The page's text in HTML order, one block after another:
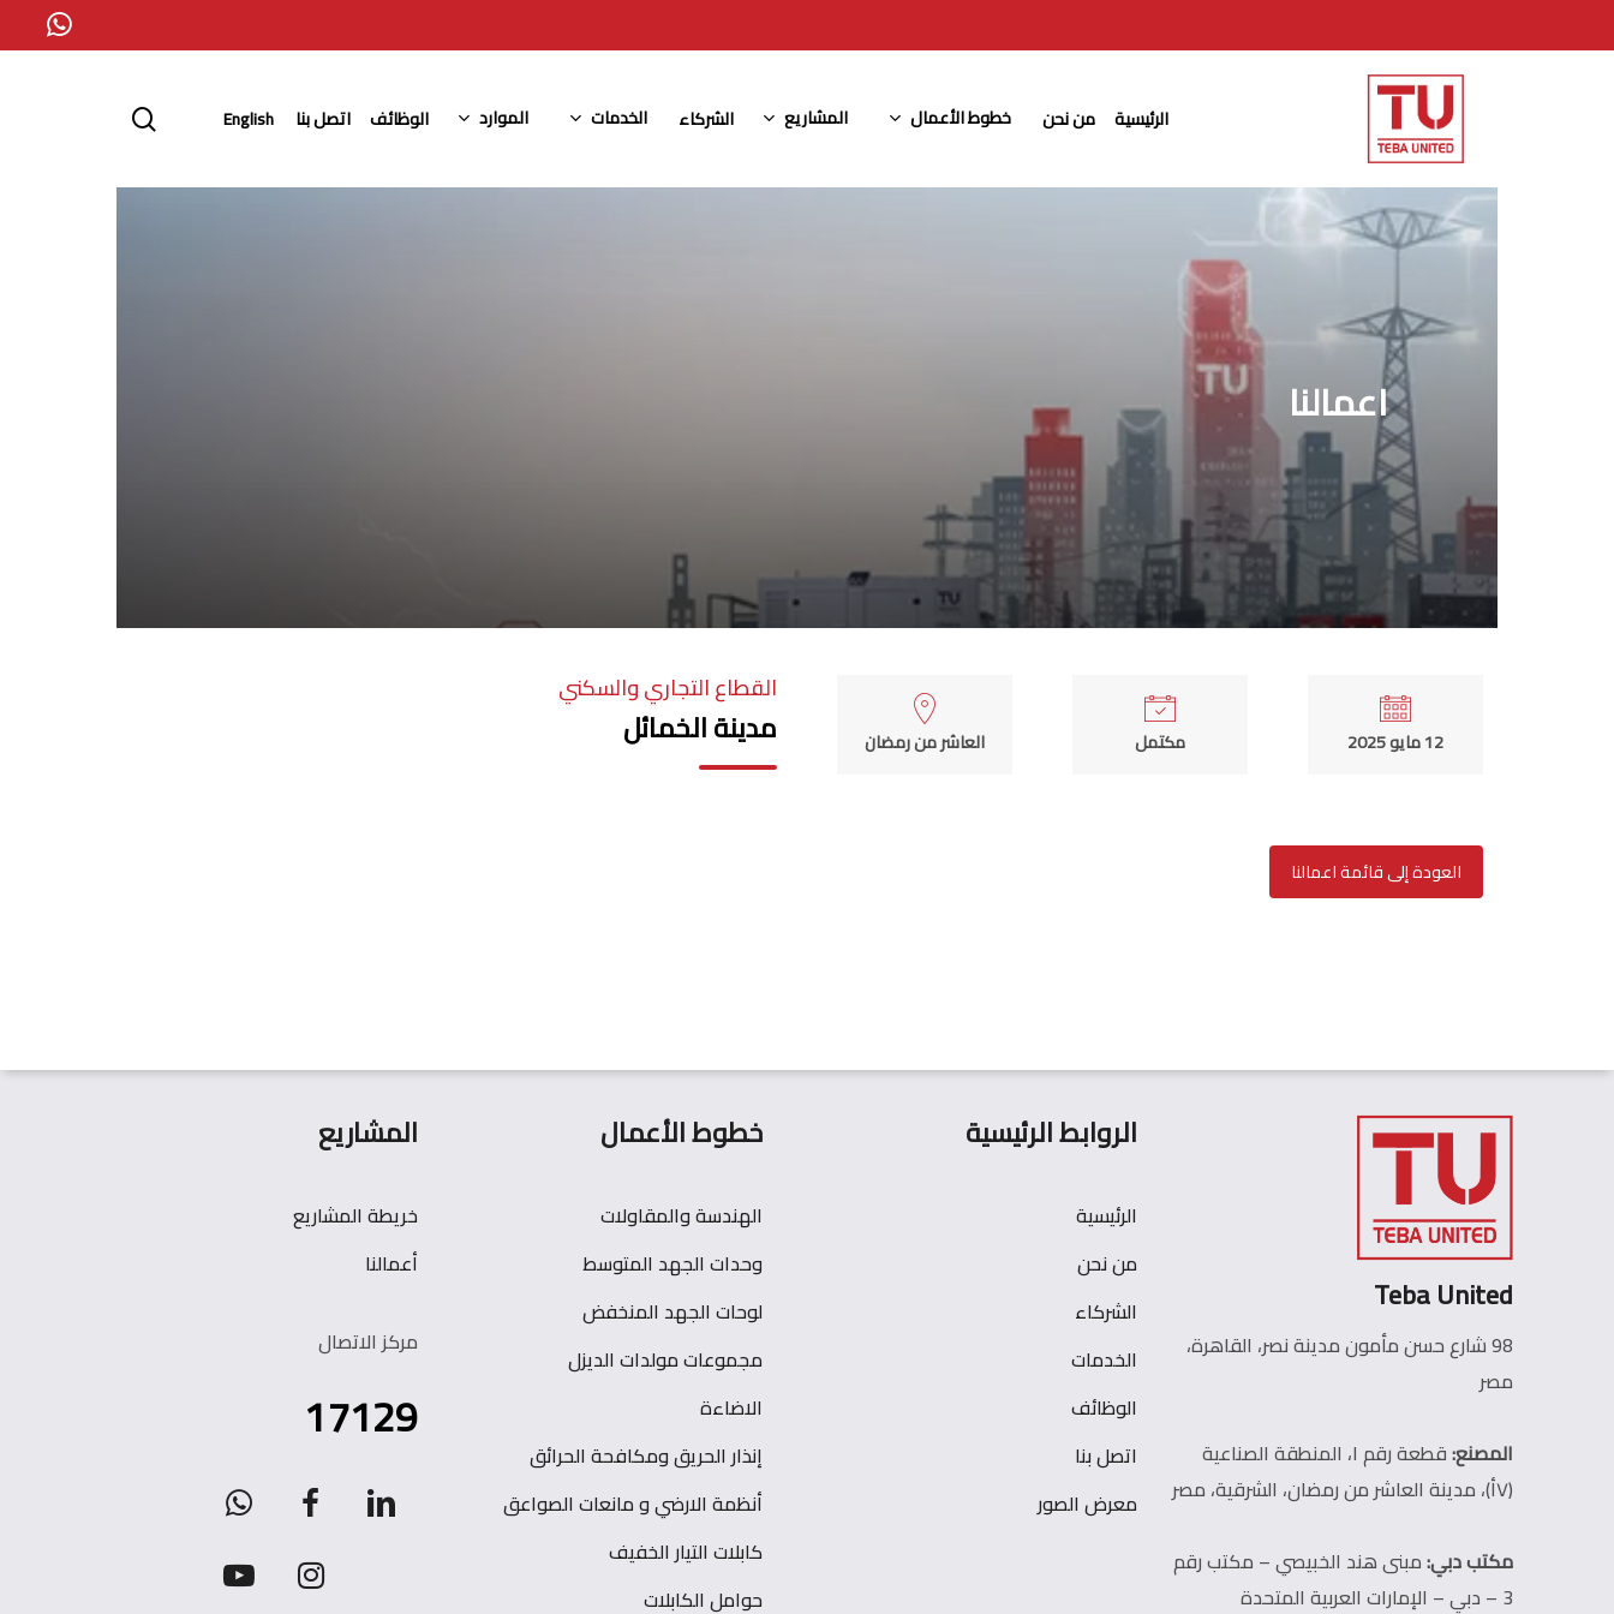
to
whatsapp
الرئيسية من نحن خطوط الأعمال المشاريع الشركاء الخدمات الموارد الوظائف اتصل بنا English
search
اعمالنا
12 مايو 2025 مكتمل العاشر من رمضان
القطاع التجاري والسكني
مدينة الخمائل
العودة إلى قائمة اعمالنا
Teba United
98 شارع حسن مأمون مدينة نصر، القاهرة،
مصر
المصنع:
قطعة رقم ١، المنطقة الصناعية
(٧أ)، مدينة العاشر من رمضان، الشرقية، مصر
مكتب دبي:مبنى هند الخبيصي – مكتب رقم
3 – دبي – الإمارات العربية المتحدة
الروابط الرئيسية
الرئيسية
من نحن
الشركاء
الخدمات
الوظائف
اتصل بنا
معرض الصور
خطوط الأعمال
الهندسة والمقاولات
وحدات الجهد المتوسط
لوحات الجهد المنخفض
مجموعات مولدات الديزل
الاضاءة
إنذار الحريق ومكافحة الحرائق
أنظمة الارضي و مانعات الصواعق
كابلات التيار الخفيف
حوامل الكابلات
المشاريع
خريطة المشاريع
أعمالنا
مركز الاتصال
17129
WhatsAppfacebook
linkedin
youtubeinstagram